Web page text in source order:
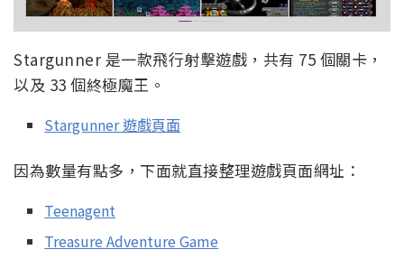
Stargunner 是一款飛行射擊遊戲，共有 75 個關卡，
以及 33 個終極魔王。
Stargunner 遊戲頁面
因為數量有點多，下面就直接整理遊戲頁面網址：
Teenagent
Treasure Adventure Game